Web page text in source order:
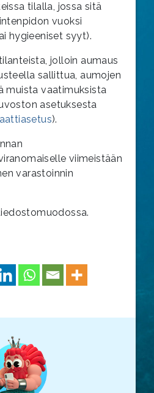
tilalla, jossa sitä
vuoksi
hygieeniset syyt).
jolloin aumaus
sallittua, aumojen
muista vaatimuksista
asetuksesta
).
viimeistään
varastoinnin